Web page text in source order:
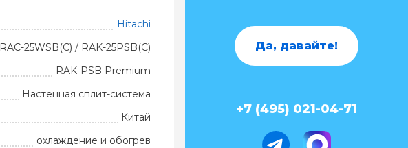
Hitachi
RAC-25WSB(C) / RAK-25PSB(C)
RAK-PSB Premium
Настенная сплит-система
Китай
охлаждение и обогрев
Да, давайте!
+7 (495) 021-04-71